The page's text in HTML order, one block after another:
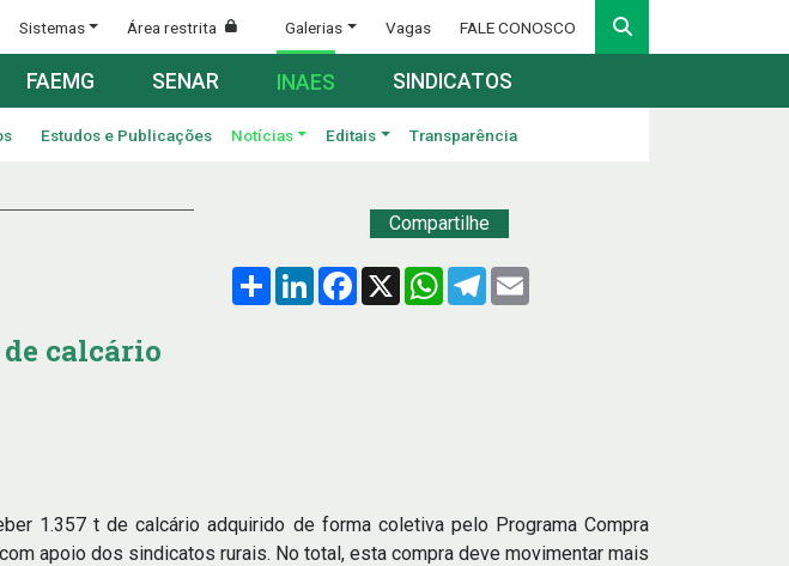
Sistemas Área restrita Galerias Vagas FALE CONOSCO
FAEMG SENAR INAES SINDICATOS
Estudos e Publicações Notícias Editais Transparência
Compartilhe
Compartilhar
LinkedInFacebook
X WhatsApp
Telegram
de calcário
1.357 t de calcário adquirido de forma coletiva pelo Programa Compra
apoio dos sindicatos rurais. No total, esta compra deve movimentar mais